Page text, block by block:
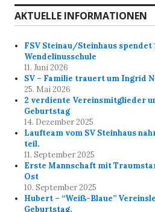
AKTUELLE INFORMATIONEN
FSV Steinau/Steinhaus spendet
Wendelinusschule
11. Juni 2026
SV – Familie trauert um Ingrid
25. Mai 2026
2 verdiente Vereinsmitglieder
Geburtstag
14. Dezember 2025
Laufteam vom SV Steinhaus
teil.
11. September 2025
Erste Mannschaft mit
Ost
10. September 2025
Hubert – “Weiß-Blaue”
Geburtstag.